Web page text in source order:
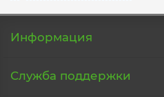
Информация
Служба поддержки